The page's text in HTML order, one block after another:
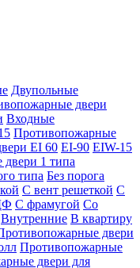
Двупольные
двери
Входные
Противопожарные
EI 60 EI-90 EIW-15
1 типа
типа Без порога
С вент решеткой С
С фрамугой Со
Внутренние В квартиру
двери
Противопожарные
двери для